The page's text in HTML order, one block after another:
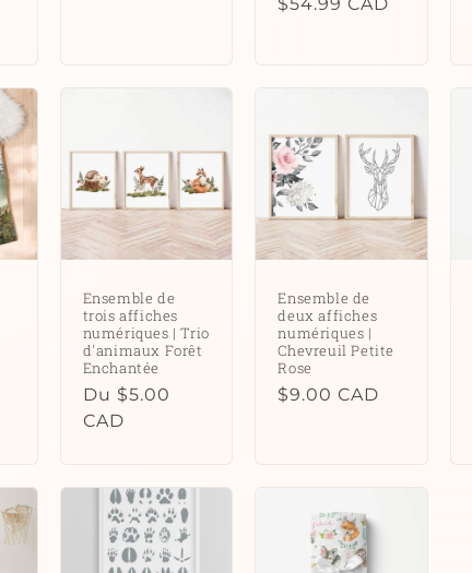
Prix
$54.99 CAD
Ensemble de
trois affiches
numériques | Trio
d'animaux Forêt
Enchantée
Prix
habituel
Du $5.00
CAD
Ensemble de
deux affiches
numériques |
Chevreuil Petite
Rose
Prix
$9.00 CAD